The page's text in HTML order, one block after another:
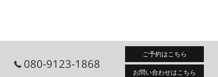
080-9123-1868
ご予約はこちら
お問い合わせはこちら